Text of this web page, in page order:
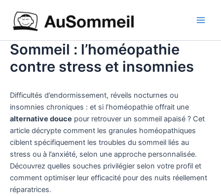
contenu
Sommeil : l’homéopathie
contre stress et insomnies
Difficultés d’endormissement, réveils nocturnes ou
insomnies chroniques : et si l’homéopathie offrait une
alternative douce pour retrouver un sommeil apaisé ? Cet
article décrypte comment les granules homéopathiques
ciblent spécifiquement les troubles du sommeil liés au
stress ou à l’anxiété, selon une approche personnalisée.
Découvrez quelles souches privilégier selon votre profil et
comment optimiser leur efficacité pour des nuits réellement
réparatrices.